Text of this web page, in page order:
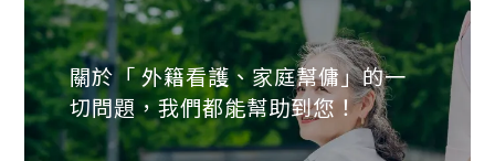
關於「 外籍看護、家庭幫傭」的一
切問題，我們都能幫助到您！